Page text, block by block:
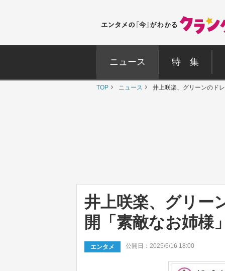
ニュース 特 集
TOP ニュース 井上咲楽、グリーンのド
井上咲楽、グリー
開「素敵なお姉様
エンタメ 公開日：2025/6/16 18:00